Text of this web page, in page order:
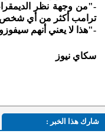
-"من وجهة نظر
ترامب أكثر من أي
-"هذا لا يعني أنهم
سكاي نيوز
شارك هذا الخبر :